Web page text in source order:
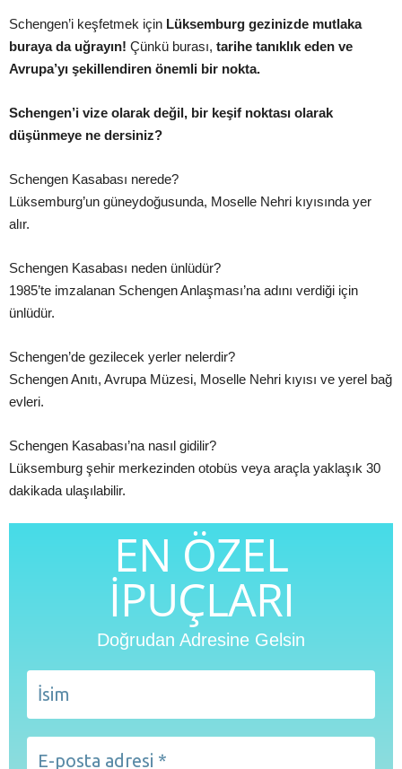
Schengen’i keşfetmek için Lüksemburg gezinizde mutlaka
buraya da uğrayın! Çünkü burası, tarihe tanıklık eden ve
Avrupa’yı şekillendiren önemli bir nokta.
Schengen’i vize olarak değil, bir keşif noktası olarak
düşünmeye ne dersiniz?
Schengen Kasabası nerede?
Lüksemburg’un güneydoğusunda, Moselle Nehri kıyısında yer
alır.
Schengen Kasabası neden ünlüdür?
1985’te imzalanan Schengen Anlaşması’na adını verdiği için
ünlüdür.
Schengen’de gezilecek yerler nelerdir?
Schengen Anıtı, Avrupa Müzesi, Moselle Nehri kıyısı ve yerel bağ
evleri.
Schengen Kasabası’na nasıl gidilir?
Lüksemburg şehir merkezinden otobüs veya araçla yaklaşık 30
dakikada ulaşılabilir.
EN ÖZEL
İPUÇLARI
Doğrudan Adresine Gelsin